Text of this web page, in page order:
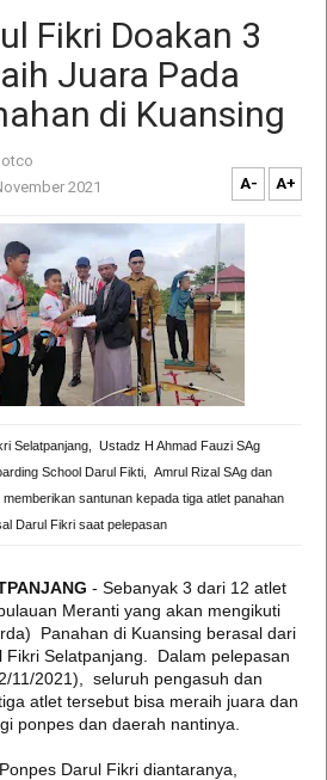
Fikri Doakan 3
Juara Pada
di Kuansing
2021 A- A+
Selatpanjang, Ustadz H Ahmad Fauzi SAg
School Darul Fikti, Amrul Rizal SAg dan
santunan kepada tiga atlet panahan
Darul Fikri saat pelepasan
- Sebanyak 3 dari 12 atlet
Meranti yang akan mengikuti
Panahan di Kuansing berasal dari
Fikri Selatpanjang. Dalam pelepasan
11/2021), seluruh pengasuh dan
atlet tersebut bisa meraih juara dan
ponpes dan daerah nantinya.
Darul Fikri diantaranya,